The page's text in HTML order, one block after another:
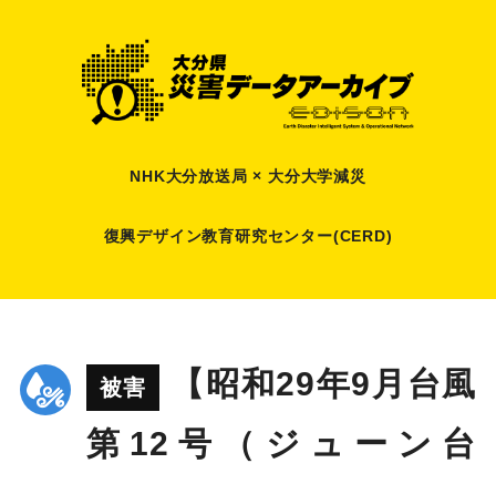
NHK大分放送局 × 大分大学減災
復興デザイン教育研究センター(CERD)
被害
【昭和29年9月台風
第12号（ジューン台